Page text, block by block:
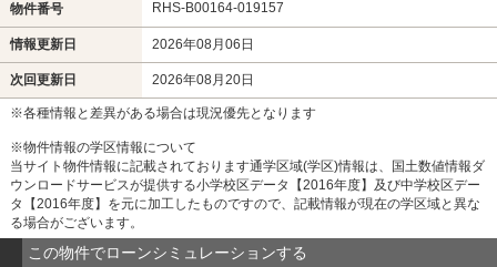
物件番号 RHS-B00164-019157
情報更新日 2026年08月06日
次回更新日 2026年08月20日
※各種情報と差異がある場合は現況優先となります
※物件情報の学区情報について
当サイト物件情報に記載されております通学区域(学区)情報は、国土数値情報ダ
ウンロードサービスが提供する小学校区データ【2016年度】及び中学校区デー
タ【2016年度】を元に加工したものですので、記載情報が現在の学区域と異な
る場合がございます。
この物件でローンシミュレーションする